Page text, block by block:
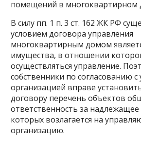
помещений в многоквартирном
В силу пп. 1 п. 3 ст. 162 ЖК РФ
условием договора управления
многоквартирным домом
имущества, в отношении
осуществляться управление.
собственники по согласованию
организацией вправе
договору перечень объектов
ответственность за надлежащее
которых возлагается на
организацию.